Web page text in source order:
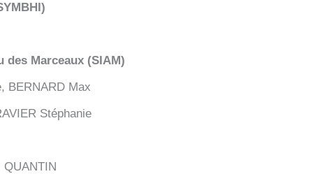
des Marceaux (SIAM)
BERNARD Max
Stéphanie
QUANTIN